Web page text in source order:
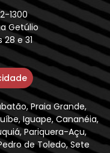
1300
Getúlio
28 e 31
Praia Grande,
Iguape, Cananéia,
Pariquera-Açu,
de Toledo, Sete